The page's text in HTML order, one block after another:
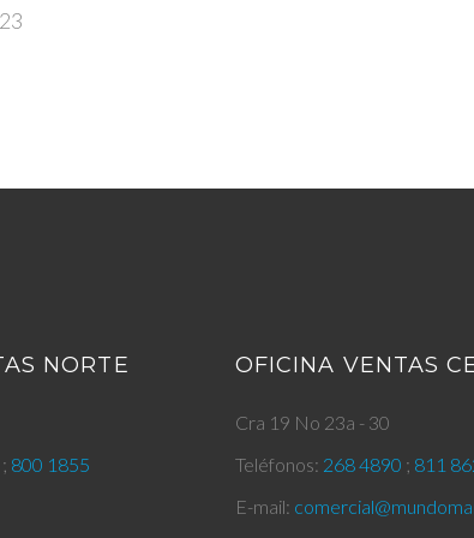
NORTE
; 800 1855
OFICINA VENTAS
Cra 19 No 23a - 30
Teléfonos: 268 4890 ; 811
E-mail: